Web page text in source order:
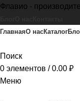
Флавио -
ГлавнаяО насКаталог
Поиск
0 элементов / 0.00 ₽
Меню